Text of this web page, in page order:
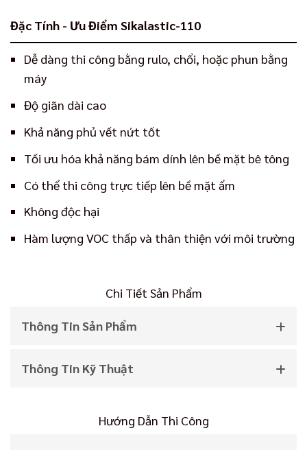
Đặc Tính - Ưu Điểm Sikalastic-110
Dễ dàng thi công bằng rulo, chổi, hoặc phun bằng
máy
Độ giãn dài cao
Khả năng phủ vết nứt tốt
Tối ưu hóa khả năng bám dính lên bề mặt bê tông
Có thể thi công trực tiếp lên bề mặt ẩm
Không độc hại
Hàm lượng VOC thấp và thân thiện với môi trường
Chi Tiết Sản Phẩm
Thông Tin Sản Phẩm
Thông Tin Kỹ Thuật
Hướng Dẫn Thi Công